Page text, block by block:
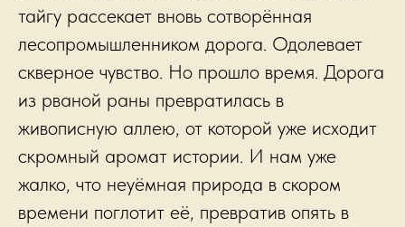
тайгу рассекает вновь сотворённая
лесопромышленником дорога. Одолевает
скверное чувство. Но прошло время. Дорога
из рваной раны превратилась в
живописную аллею, от которой уже исходит
скромный аромат истории. И нам уже
жалко, что неуёмная природа в скором
времени поглотит её, превратив опять в